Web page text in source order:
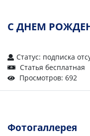
С ДНЕМ
Статус: подписка
Статья бесплатная
Просмотров: 692
Фотогаллерея